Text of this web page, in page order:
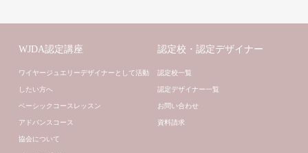
WJDA認定講座
ワイヤージュエリーデザイナーとして活動
したい方へ
ベーシックコースレッスン
アドバンスコース
協会について
認定校・認定デザイナー
認定校一覧
認定デザイナー一覧
お問い合わせ
資料請求